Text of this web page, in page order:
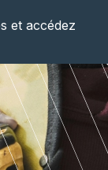
et accédez